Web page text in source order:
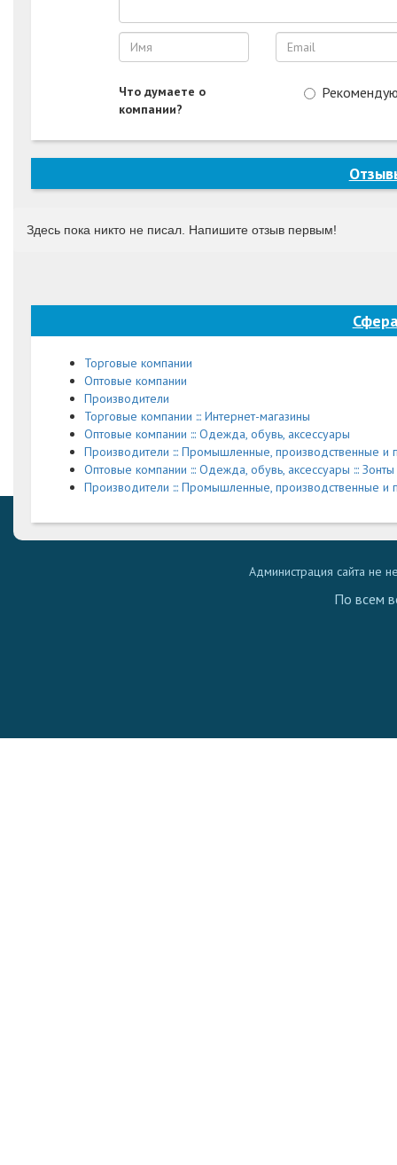
пробуждая желание радоваться любой погоде, особенно
Что думаете о
компании?
Здесь пока никто не писал. Напишите отзыв первым!
Торговые компании
Оптовые компании
Производители
Торговые компании ::: Интернет-магазины
Оптовые компании ::: Одежда, обувь, аксессуары
Производители ::: Промышленные, производственные
Оптовые компании ::: Одежда, обувь, аксессуары :::
Производители ::: Промышленные, производственные и
Администрация сайта не
По всем